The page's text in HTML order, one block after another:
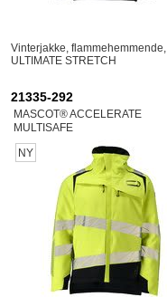
Vinterjakke, flammehemmende,
ULTIMATE STRETCH
21335-292
MASCOT® ACCELERATE
MULTISAFE
NY